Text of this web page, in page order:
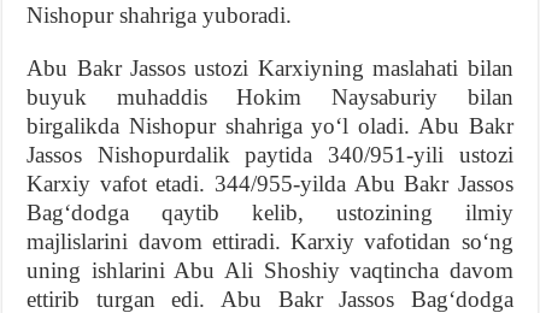
Nishopur shahriga yuboradi.
Abu Bakr Jassos ustozi Karxiyning maslahati bilan
buyuk muhaddis Hokim Naysaburiy bilan
birgalikda Nishopur shahriga yo‘l oladi. Abu Bakr
Jassos Nishopurdalik paytida 340/951-yili ustozi
Karxiy vafot etadi. 344/955-yilda Abu Bakr Jassos
Bag‘dodga qaytib kelib, ustozining ilmiy
majlislarini davom ettiradi. Karxiy vafotidan so‘ng
uning ishlarini Abu Ali Shoshiy vaqtincha davom
ettirib turgan edi. Abu Bakr Jassos Bag‘dodga